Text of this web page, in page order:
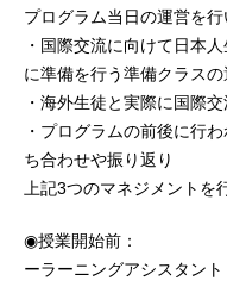
プログラム当日の運営を行
・国際交流に向けて日本
に準備を行う準備クラス
・海外生徒と実際に国際
・プログラムの前後に行
ち合わせや振り返り
上記3つのマネジメントを
◉授業開始前：
ーラーニングアシスタン